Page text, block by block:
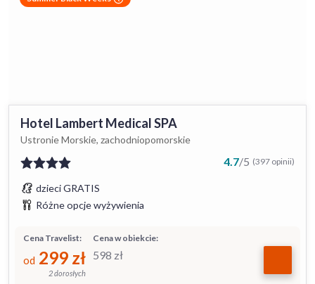
Hotel Lambert Medical SPA
Ustronie Morskie, zachodniopomorskie
4.7/5 (397 opinii)
dzieci GRATIS
Różne opcje wyżywienia
Cena w obiekcie:
598 zł
Cena Travelist:
od 299 zł
2 dorosłych